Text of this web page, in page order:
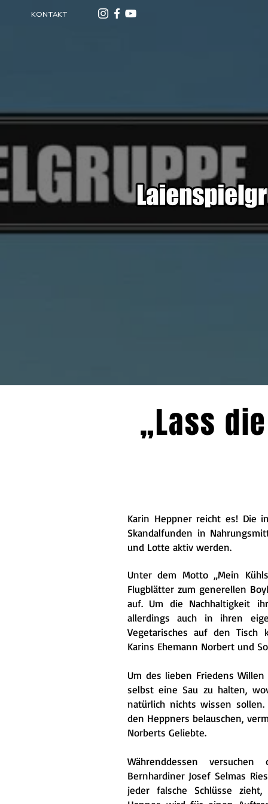
KONTAKT
„Lass
Karin Heppner reicht es! Die
Skandalfunden in
und Lotte aktiv werden.
Unter dem Motto „Mein
Flugblätter zum generellen
auf. Um die Nachhaltigkeit
allerdings auch in ihren
Vegetarisches auf den
Karins Ehemann Norbert und
Um des lieben Friedens
selbst eine Sau zu halten,
natürlich nichts wissen
den Heppners belauschen,
Norberts Geliebte.
Währenddessen
Bernhardiner Josef Selmas
jeder falsche Schlüsse